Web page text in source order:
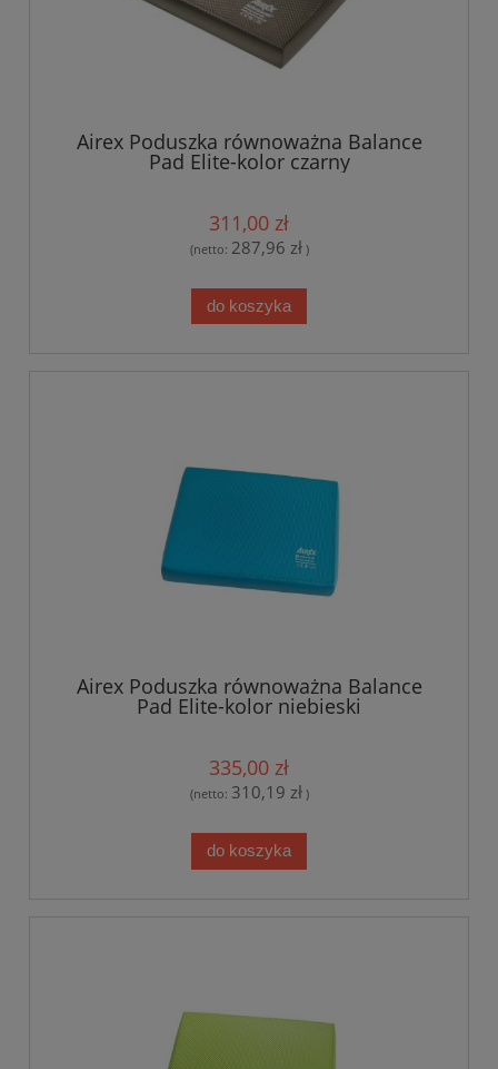
Airex Poduszka równoważna Balance
Pad Elite-kolor czarny
311,00 zł
(netto: 287,96 zł)
do koszyka
Airex Poduszka równoważna Balance
Pad Elite-kolor niebieski
335,00 zł
(netto: 310,19 zł)
do koszyka